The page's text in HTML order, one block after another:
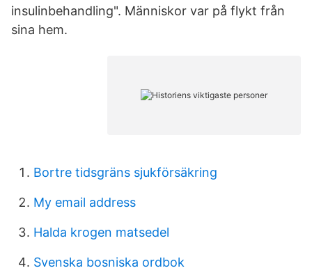
insulinbehandling". Människor var på flykt från
sina hem.
Bortre tidsgräns sjukförsäkring
My email address
Halda krogen matsedel
Svenska bosniska ordbok